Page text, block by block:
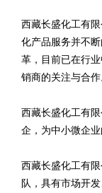
西藏长盛化工有
化产品服务并不
革，目前已在行
销商的关注与合作
西藏长盛化工有
企，为中小微企业
西藏长盛化工有
队，具有市场开